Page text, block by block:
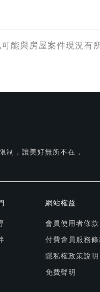
能與房屋案件現況有
制，讓美好無所不在，
網站權益
會員使用者條款
付費會員服務條
隱私權政策說明
免費聲明